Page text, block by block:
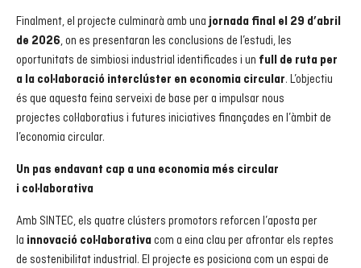
Finalment, el projecte culminarà amb una jornada final el 29 d’abril
de 2026, on es presentaran les conclusions de l’estudi, les
oportunitats de simbiosi industrial identificades i un full de ruta per
a la col·laboració interclúster en economia circular. L’objectiu
és que aquesta feina serveixi de base per a impulsar nous
projectes col·laboratius i futures iniciatives finançades en l’àmbit de
l’economia circular.
Un pas endavant cap a una economia més circular
i col·laborativa
Amb SINTEC, els quatre clústers promotors reforcen l’aposta per
la innovació col·laborativa com a eina clau per afrontar els reptes
de sostenibilitat industrial. El projecte es posiciona com un espai de